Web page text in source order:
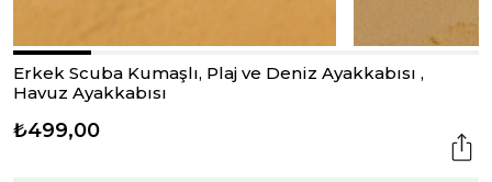
Erkek Scuba Kumaşlı, Plaj ve Deniz Ayakkabısı ,
Havuz Ayakkabısı
₺499,00